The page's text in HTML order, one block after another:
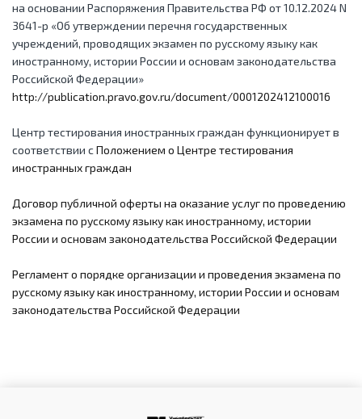
на основании Распоряжения Правительства РФ от 10.12.2024 N
3641-р «Об утверждении перечня государственных
учреждений, проводящих экзамен по русскому языку как
иностранному, истории России и основам законодательства
Российской Федерации»
http://publication.pravo.gov.ru/document/0001202412100016
Центр тестирования иностранных граждан функционирует в
соответствии с Положением о Центре тестирования
иностранных граждан
Договор публичной оферты на оказание услуг по проведению
экзамена по русскому языку как иностранному, истории
России и основам законодательства Российской Федерации
Регламент о порядке организации и проведения экзамена по
русскому языку как иностранному, истории России и основам
законодательства Российской Федерации